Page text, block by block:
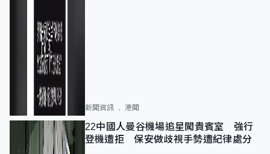
新聞資訊 港聞
22中國人曼谷機場追星闖貴賓室 強行
登機遭拒 保安做歧視手勢遭紀律處分